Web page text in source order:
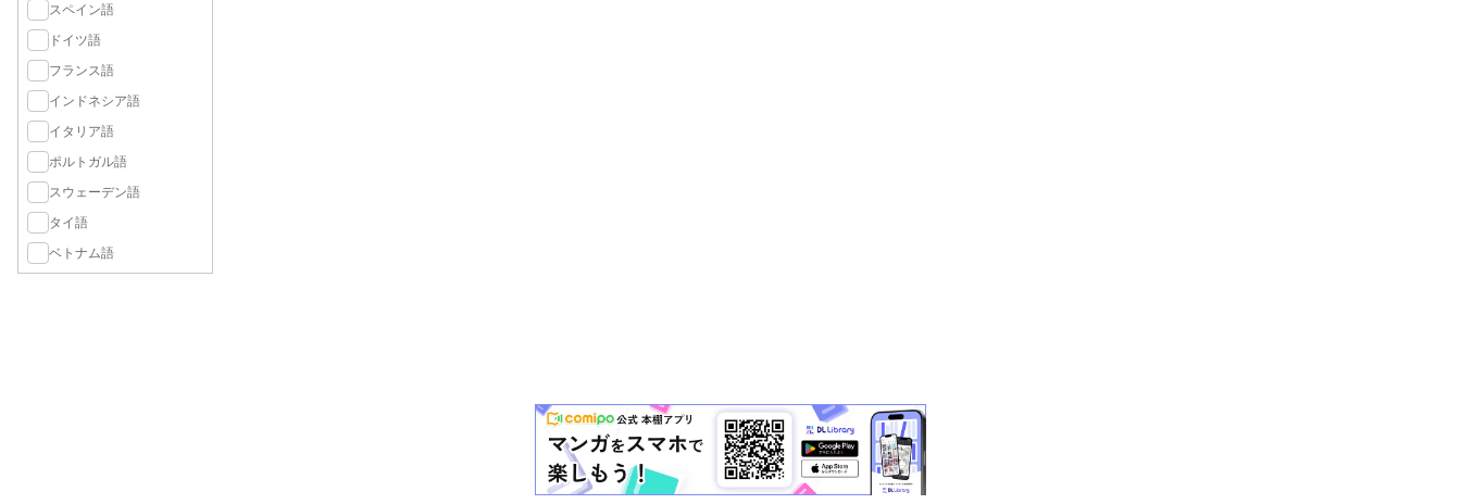
スペイン語
ドイツ語
フランス語
インドネシア語
イタリア語
ポルトガル語
スウェーデン語
タイ語
ベトナム語